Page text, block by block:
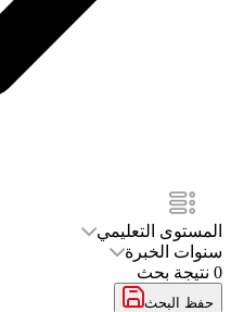
المستوى التعليمي
سنوات الخبرة
0 نتيجة بحث
حفظ البحث